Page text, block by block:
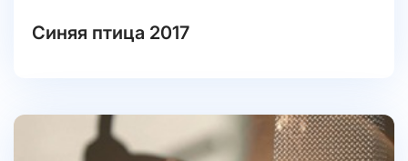
Синяя птица 2017